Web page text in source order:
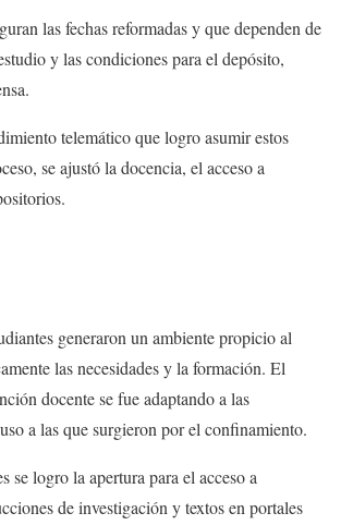
las fechas reformadas y que dependen de
y las condiciones para el depósito,
telemático que logro asumir estos
se ajustó la docencia, el acceso a
generaron un ambiente propicio al
las necesidades y la formación. El
docente se fue adaptando a las
a las que surgieron por el confinamiento.
se logro la apertura para el acceso a
de investigación y textos en portales